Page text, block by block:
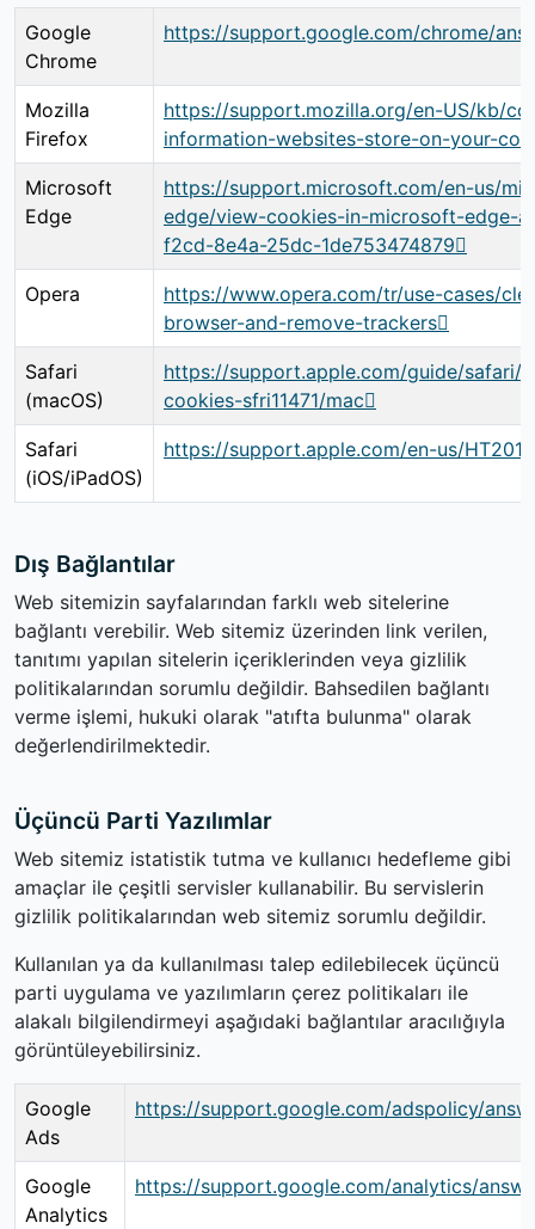
Google
Chrome
https://support.google.com/chrome/
Mozilla
Firefox
https://support.mozilla.org/en-US/kb/
information-websites-store-on-your-
Microsoft
Edge
https://support.microsoft.com/en-us/
edge/view-cookies-in-microsoft-edge-
f2cd-8e4a-25dc-1de753474879
Opera
https://www.opera.com/tr/use-cases/
browser-and-remove-trackers
Safari
(macOS)
https://support.apple.com/guide/safari/
cookies-sfri11471/mac
Safari
(iOS/iPadOS)
https://support.apple.com/en-us/
Dış Bağlantılar
Web sitemizin sayfalarından farklı web sitelerine
bağlantı verebilir. Web sitemiz üzerinden link verilen,
tanıtımı yapılan sitelerin içeriklerinden veya gizlilik
politikalarından sorumlu değildir. Bahsedilen bağlantı
verme işlemi, hukuki olarak "atıfta bulunma" olarak
değerlendirilmektedir.
Üçüncü Parti Yazılımlar
Web sitemiz istatistik tutma ve kullanıcı hedefleme gibi
amaçlar ile çeşitli servisler kullanabilir. Bu servislerin
gizlilik politikalarından web sitemiz sorumlu değildir.
Kullanılan ya da kullanılması talep edilebilecek üçüncü
parti uygulama ve yazılımların çerez politikaları ile
alakalı bilgilendirmeyi aşağıdaki bağlantılar aracılığıyla
görüntüleyebilirsiniz.
Google
Ads
https://support.google.com/adspolicy/
Google
Analytics
https://support.google.com/analytics/